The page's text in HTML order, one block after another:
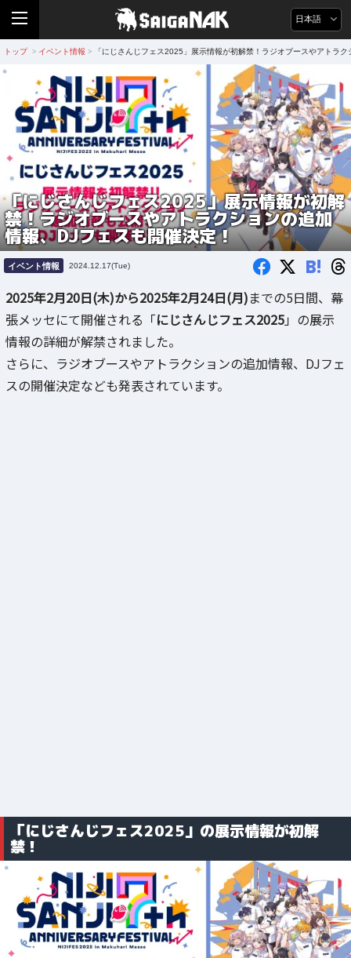
日本語
トップ > イベント情報 > 「にじさんじフェス2025」展示情報が初解禁！ラジオブースやアトラ
「にじさんじフェス2025」展示情報が初解
禁！ラジオブースやアトラクションの追加
情報、DJフェスも開催決定！
イベント情報 2024.12.17(Tue) B!
2025年2月20日(木)から2025年2月24日(月)までの5日間、幕
張メッセにて開催される「にじさんじフェス2025」の展示
情報の詳細が解禁されました。
さらに、ラジオブースやアトラクションの追加情報、DJフェ
スの開催決定なども発表されています。
「にじさんじフェス2025」の展示情報が初解
禁！